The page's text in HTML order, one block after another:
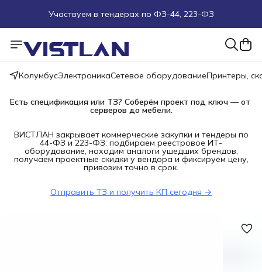
Участвуем в тендерах по ФЗ-44, 223-ФЗ
КолумбусЭлектроникаСетевое оборудованиеПринтеры,
Есть спецификация или ТЗ? Соберём проект под ключ — от
серверов до мебели.
ВИСТЛАН закрывает коммерческие закупки и тендеры по
44-ФЗ и 223-ФЗ: подбираем реестровое ИТ-
оборудование, находим аналоги ушедших брендов,
получаем проектные скидки у вендора и фиксируем цену,
привозим точно в срок.
Отправить ТЗ и получить КП сегодня →